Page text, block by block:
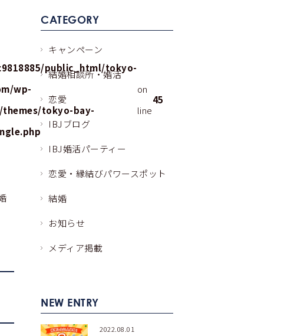
public_html/tokyo-
wp-
tokyo-bay-
on
line
45
CATEGORY
キャンペーン
結婚相談所・婚活
恋愛
IBJブログ
IBJ婚活パーティー
恋愛・縁結びパワースポット
結婚
お知らせ
メディア掲載
NEW ENTRY
2022.08.01